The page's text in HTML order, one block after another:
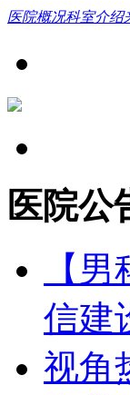
医院概况科室介绍
医院公
【
信建
视角